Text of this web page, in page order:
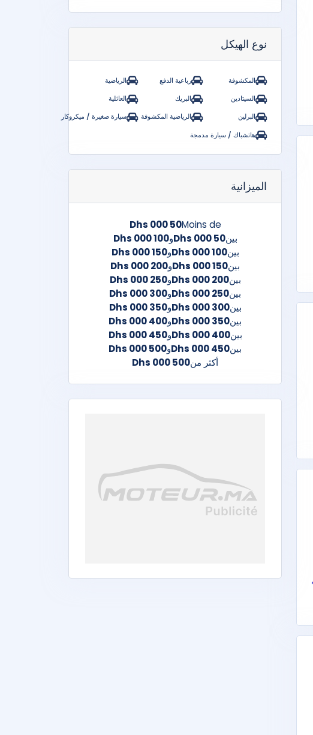
نوع الهيكل
المكشوفة رباعية الدفع
الرياضية
السيتادين
البريك
العائلية
البرلين
الرياضية المكشوفة
سيارة صغيرة / ميكروكار
هاتشباك / سيارة مدمجة
الميزانية
Moins de
50 000 Dhs
بين50 000 Dhs و100 000 Dhs
بين100 000 Dhs و150 000 Dhs
بين150 000 Dhs و200 000 Dhs
بين200 000 Dhs و250 000 Dhs
بين250 000 Dhs و300 000 Dhs
بين300 000 Dhs و350 000 Dhs
بين350 000 Dhs و400 000 Dhs
بين400 000 Dhs و450 000 Dhs
بين450 000 Dhs و500 000 Dhs
أكثر من500 000 Dhs